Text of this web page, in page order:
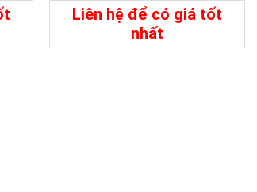
200W 0.3–1.05A S1 WL I195
Liên hệ để có giá tốt
nhất